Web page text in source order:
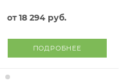
от18 294 руб.
ПОДРОБНЕЕ